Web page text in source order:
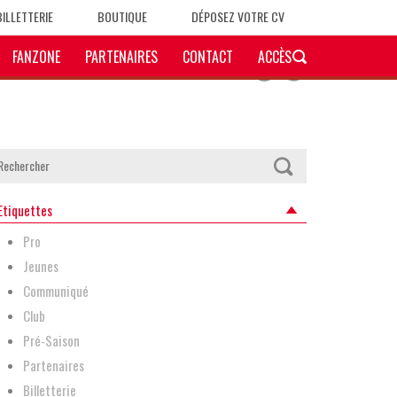
BOUTIQUE DÉPOSEZ VOTRE CV
FANZONE PARTENAIRES CONTACT ACCÈS
Pro
Jeunes
Communiqué
Club
Pré-Saison
Partenaires
Billetterie